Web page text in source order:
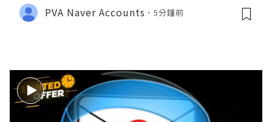
PVA Naver Accounts 5分鐘前